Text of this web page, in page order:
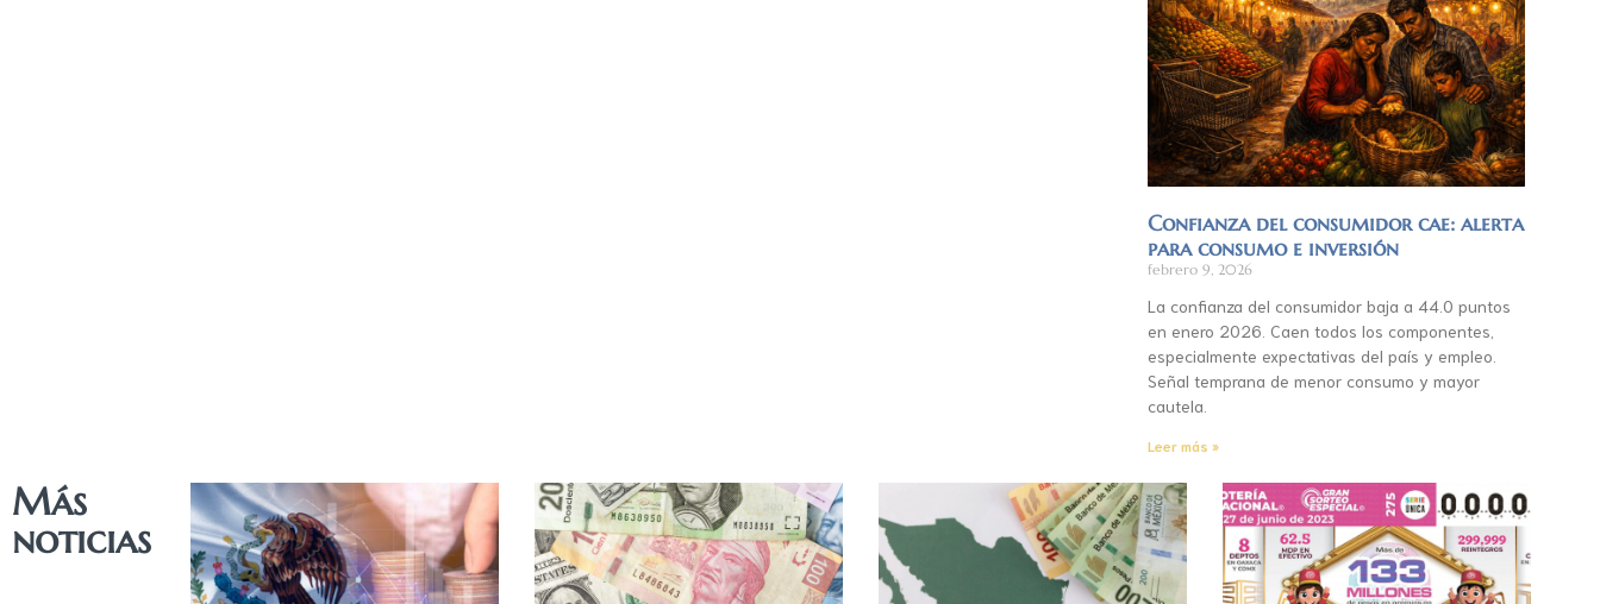
Confianza del consumidor cae: alerta
para consumo e inversión
febrero 9, 2026
La confianza del consumidor baja a 44.0 puntos
en enero 2026. Caen todos los componentes,
especialmente expectativas del país y empleo.
Señal temprana de menor consumo y mayor
cautela.
Leer más »
Más
noticias